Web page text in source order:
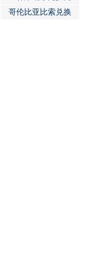
哥伦比亚比索兑换